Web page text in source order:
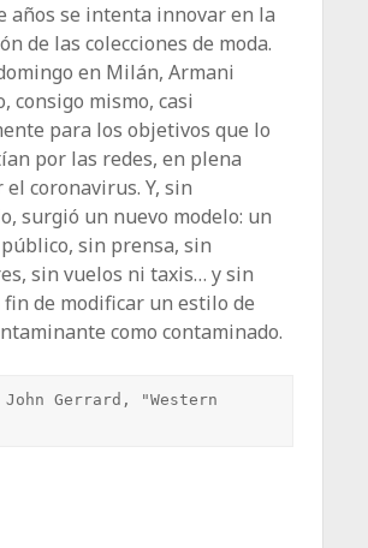
años se intenta innovar en la
de las colecciones de moda.
en Milán, Armani
consigo mismo, casi
para los objetivos que lo
por las redes, en plena
coronavirus. Y, sin
surgió un nuevo modelo: un
sin prensa, sin
sin vuelos ni taxis… y sin
fin de modificar un estilo de
como contaminado.
John Gerrard, "Western